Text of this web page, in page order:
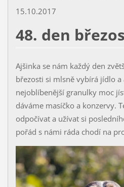
15.10.2017
48. den
Ajšinka se nám každý den
březosti si mlsně vybírá jídlo a
nejoblíbenější granulky moc
dáváme masíčko a konzervy.
odpočívat a užívat si
pořád s námi ráda chodí na